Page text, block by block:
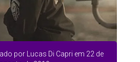
por Lucas Di Capri em 22 de